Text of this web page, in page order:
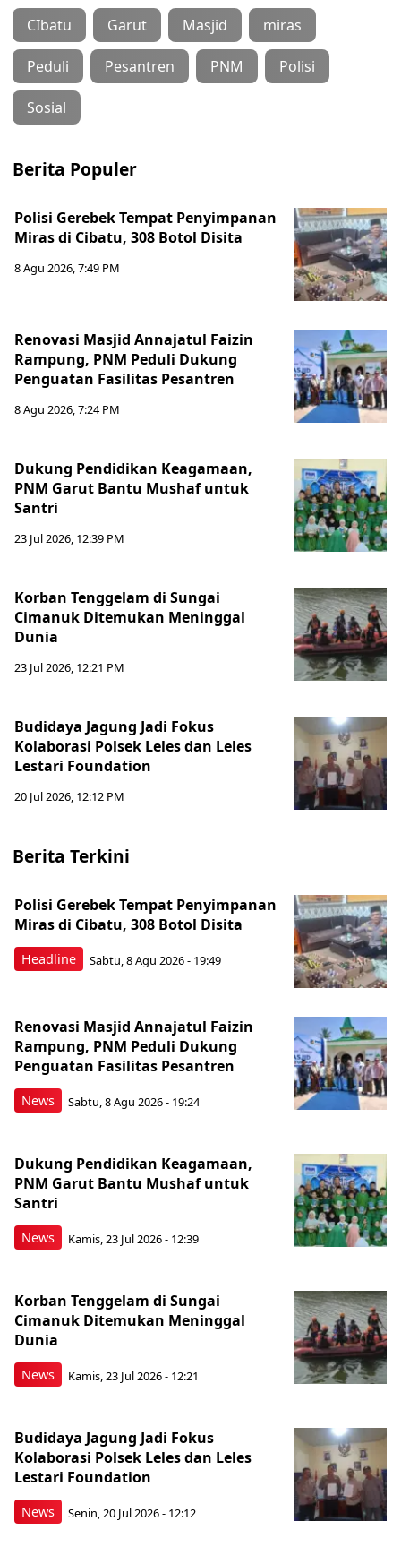
CIbatu Garut Masjid miras
Peduli Pesantren PNM Polisi
Sosial
Berita Populer
Polisi Gerebek Tempat Penyimpanan
Miras di Cibatu, 308 Botol Disita
8 Agu 2026, 7:49 PM
Renovasi Masjid Annajatul Faizin
Rampung, PNM Peduli Dukung
Penguatan Fasilitas Pesantren
8 Agu 2026, 7:24 PM
Dukung Pendidikan Keagamaan,
PNM Garut Bantu Mushaf untuk
Santri
23 Jul 2026, 12:39 PM
Korban Tenggelam di Sungai
Cimanuk Ditemukan Meninggal
Dunia
23 Jul 2026, 12:21 PM
Budidaya Jagung Jadi Fokus
Kolaborasi Polsek Leles dan Leles
Lestari Foundation
20 Jul 2026, 12:12 PM
Berita Terkini
Headline
Polisi Gerebek Tempat Penyimpanan
Miras di Cibatu, 308 Botol Disita
Sabtu, 8 Agu 2026 - 19:49
News
Renovasi Masjid Annajatul Faizin
Rampung, PNM Peduli Dukung
Penguatan Fasilitas Pesantren
Sabtu, 8 Agu 2026 - 19:24
News
Dukung Pendidikan Keagamaan,
PNM Garut Bantu Mushaf untuk
Santri
Kamis, 23 Jul 2026 - 12:39
News
Korban Tenggelam di Sungai
Cimanuk Ditemukan Meninggal
Dunia
Kamis, 23 Jul 2026 - 12:21
News
Budidaya Jagung Jadi Fokus
Kolaborasi Polsek Leles dan Leles
Lestari Foundation
Senin, 20 Jul 2026 - 12:12